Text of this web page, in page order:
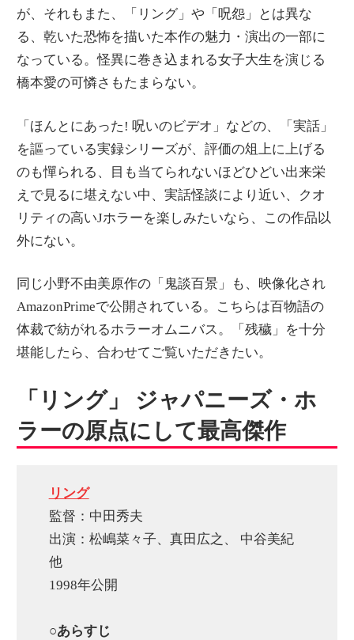
が、それもまた、「リング」や「呪怨」とは異な
る、乾いた恐怖を描いた本作の魅力・演出の一部に
なっている。怪異に巻き込まれる女子大生を演じる
橋本愛の可憐さもたまらない。
「ほんとにあった! 呪いのビデオ」などの、「実話」
を謳っている実録シリーズが、評価の俎上に上げる
のも憚られる、目も当てられないほどひどい出来栄
えで見るに堪えない中、実話怪談により近い、クオ
リティの高いJホラーを楽しみたいなら、この作品以
外にない。
同じ小野不由美原作の「鬼談百景」も、映像化され
AmazonPrimeで公開されている。こちらは百物語の
体裁で紡がれるホラーオムニバス。「残穢」を十分
堪能したら、合わせてご覧いただきたい。
「リング」 ジャパニーズ・ホ
ラーの原点にして最高傑作
リング
監督：中田秀夫
出演：松嶋菜々子、真田広之、 中谷美紀
他
1998年公開
○あらすじ